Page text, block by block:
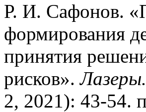
Р. И. Сафонов.
формирования
принятия
рисков».
2, 2021): 43-54.